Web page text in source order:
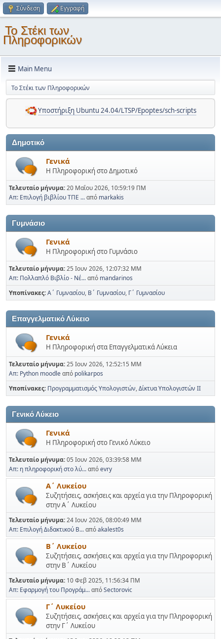
Σύνδεση Εγγραφή
Το Στέκι των
Πληροφορικών
Main Menu
Το Στέκι των Πληροφορικών
Υποστήριξη Ubuntu 24.04/LTSP/Epoptes/sch-scripts
Δημοτικό
Γενικά
Η Πληροφορική στο Δημοτικό
Τελευταίο μήνυμα:20 Μαΐου 2026, 10:59:19 ΠΜ
Απ: Επιλογή βιβλίου ΤΠΕ ...από markakis
Γυμνάσιο
Γενικά
Η Πληροφορική στο Γυμνάσιο
Τελευταίο μήνυμα:25 Ιουν 2026, 12:07:32 ΜΜ
Απ: Πολλαπλό Βιβλίο - Νέ...από mandarinos
Υποπίνακες Α΄ Γυμνασίου Β΄ Γυμνασίου Γ΄ Γυμνασίου
Επαγγελματικό Λύκειο
Γενικά
Η Πληροφορική στα Επαγγελματικά Λύκεια
Τελευταίο μήνυμα:25 Ιουν 2026, 12:52:15 ΜΜ
Απ: Python moodleαπό polikarpos
Υποπίνακες Προγραμματισμός Υπολογιστών Δίκτυα Υπολογιστών ΙΙ
Γενικό Λύκειο
Γενικά
Η Πληροφορική στο Γενικό Λύκειο
Τελευταίο μήνυμα:05 Ιουν 2026, 03:39:58 ΜΜ
Απ: η πληροφορική στο λύ...απόevry
Α΄ Λυκείου
Συζητήσεις, ασκήσεις και αρχεία για την Πληροφορική
στην Α΄ Λυκείου
Τελευταίο μήνυμα:24 Ιουν 2026, 08:00:49 ΜΜ
Απ: Επιλογή Διδακτικού Β...απόakalest0s
Β΄ Λυκείου
Συζητήσεις, ασκήσεις και αρχεία για την Πληροφορική
στην Β΄ Λυκείου
Τελευταίο μήνυμα: 10 Φεβ 2025, 11:56:34 ΠΜ
Απ: Εφαρμογή του Προγράμ...απόSectorovic
Γ΄ Λυκείου
Συζητήσεις, ασκήσεις και αρχεία για την Πληροφορική
στην Γ΄ Λυκείου